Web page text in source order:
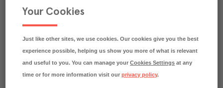
Your Cookies
Just like other sites, we use cookies. Our cookies give you the best
experience possible, helping us show you more of what is relevant
and useful to you. You can manage yourCookies Settings at any
time or for more information visit ourprivacy policy.